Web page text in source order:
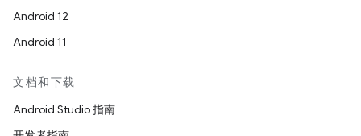
Android 12
Android 11
文档和下载
Android Studio 指南